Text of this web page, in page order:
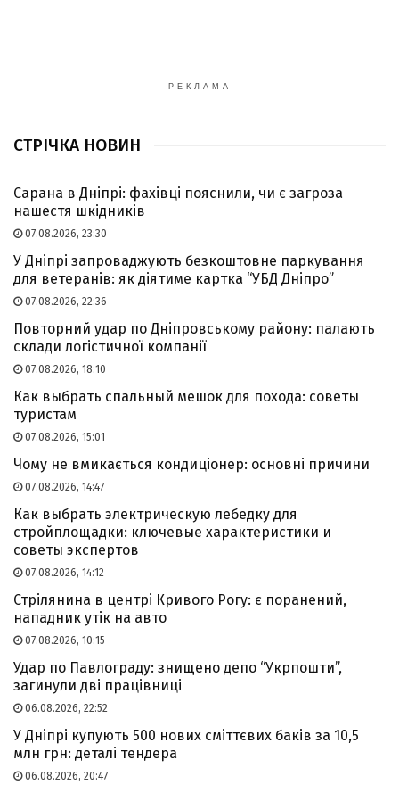
РЕКЛАМА
СТРІЧКА НОВИН
Сарана в Дніпрі: фахівці пояснили, чи є загроза
нашестя шкідників
07.08.2026, 23:30
У Дніпрі запроваджують безкоштовне паркування
для ветеранів: як діятиме картка “УБД Дніпро”
07.08.2026, 22:36
Повторний удар по Дніпровському району: палають
склади логістичної компанії
07.08.2026, 18:10
Как выбрать спальный мешок для похода: советы
туристам
07.08.2026, 15:01
Чому не вмикається кондиціонер: основні причини
07.08.2026, 14:47
Как выбрать электрическую лебедку для
стройплощадки: ключевые характеристики и
советы экспертов
07.08.2026, 14:12
Стрілянина в центрі Кривого Рогу: є поранений,
нападник утік на авто
07.08.2026, 10:15
Удар по Павлограду: знищено депо “Укрпошти”,
загинули дві працівниці
06.08.2026, 22:52
У Дніпрі купують 500 нових сміттєвих баків за 10,5
млн грн: деталі тендера
06.08.2026, 20:47